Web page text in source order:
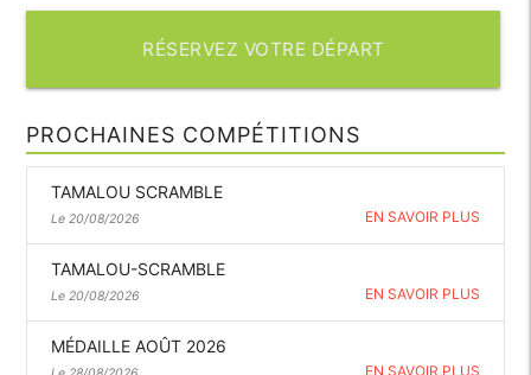
RÉSERVEZ VOTRE DÉPART
PROCHAINES COMPÉTITIONS
TAMALOU SCRAMBLE
Le 20/08/2026 EN SAVOIR PLUS
TAMALOU-SCRAMBLE
Le 20/08/2026 EN SAVOIR PLUS
MÉDAILLE AOÛT 2026
EN SAVOIR PLUS